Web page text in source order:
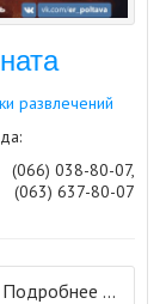
развлечений
(066) 038-80-07,
(063) 637-80-07
Подробнее ...